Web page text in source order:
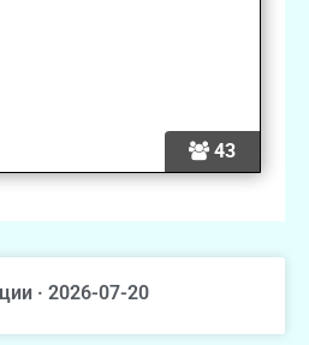
43
· 2026-07-20